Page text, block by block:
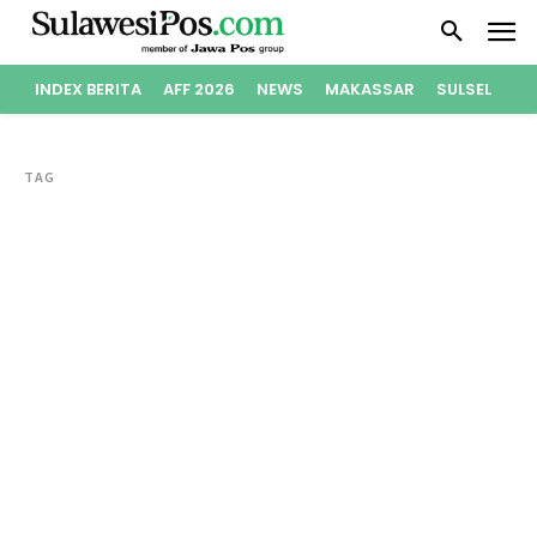
INDEX BERITA AFF 2026 NEWS MAKASSAR SULSEL
TAG